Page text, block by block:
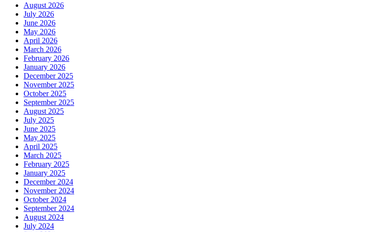
August 2026
July 2026
June 2026
May 2026
April 2026
March 2026
February 2026
January 2026
December 2025
November 2025
October 2025
September 2025
August 2025
July 2025
June 2025
May 2025
April 2025
March 2025
February 2025
January 2025
December 2024
November 2024
October 2024
September 2024
August 2024
July 2024